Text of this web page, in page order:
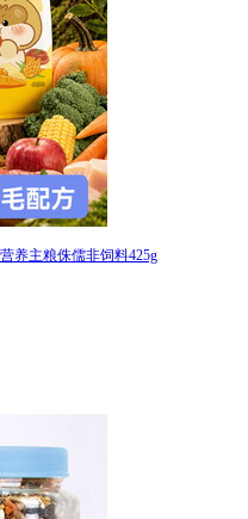
养主粮侏儒非饲料425g